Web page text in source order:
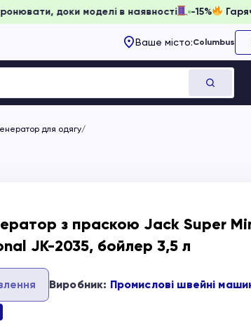
забронювати, доки моделі в наявності
Ваше місто:Columbus
для одягу
з праскою Jack Super
JK-2035, бойлер 3,5 л
Виробник: Промислові швейні